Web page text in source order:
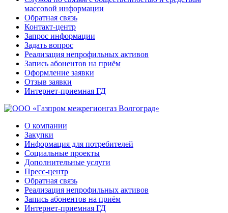
массовой информации
Обратная связь
Контакт-центр
Запрос информации
Задать вопрос
Реализация непрофильных активов
Запись абонентов на приём
Оформление заявки
Отзыв заявки
Интернет-приемная ГД
О компании
Закупки
Информация для потребителей
Социальные проекты
Дополнительные услуги
Пресс-центр
Обратная связь
Реализация непрофильных активов
Запись абонентов на приём
Интернет-приемная ГД